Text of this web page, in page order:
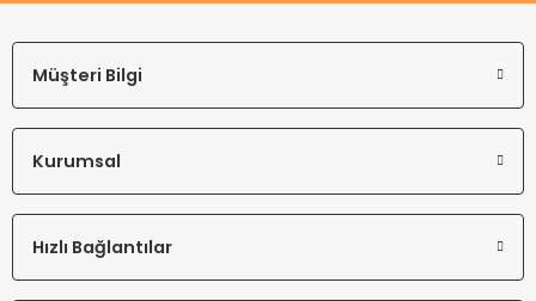
Müşteri Bilgi
Kurumsal
Hızlı Bağlantılar